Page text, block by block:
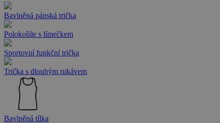
Bavlněná pánská trička
Polokošile s límečkem
Sportovní funkční trička
Trička s dlouhým rukávem
Bavlněná tílka